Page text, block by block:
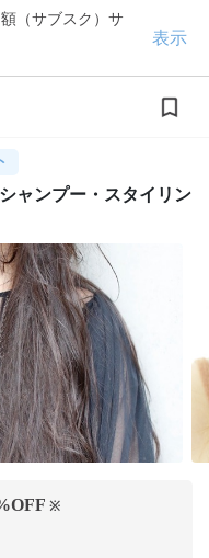
（サブスク）サ
表示
ャンプー・スタイリン
※